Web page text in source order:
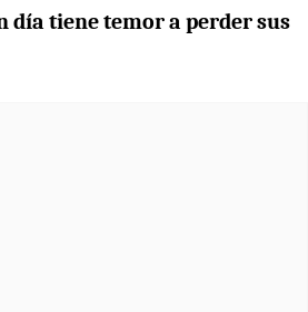
día tiene temor a perder sus